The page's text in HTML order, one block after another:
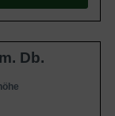
Db.